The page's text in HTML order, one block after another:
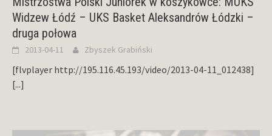
Widzew Łódź – UKS Basket Aleksandrów Łódzki –
druga połowa
2013-04-11 Zbyszek Grabiński
[flvplayer http://195.116.45.193/video/2013-04-11_012438]
[...]